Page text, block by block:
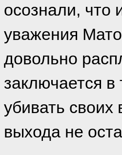
осознали, что
уважения
довольно
заключается
убивать своих
выхода не